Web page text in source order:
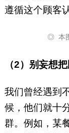
遵循这个顾客
◎ 本
（2）别妄想
我们曾经遇到
候，他们就十
群。例如，某